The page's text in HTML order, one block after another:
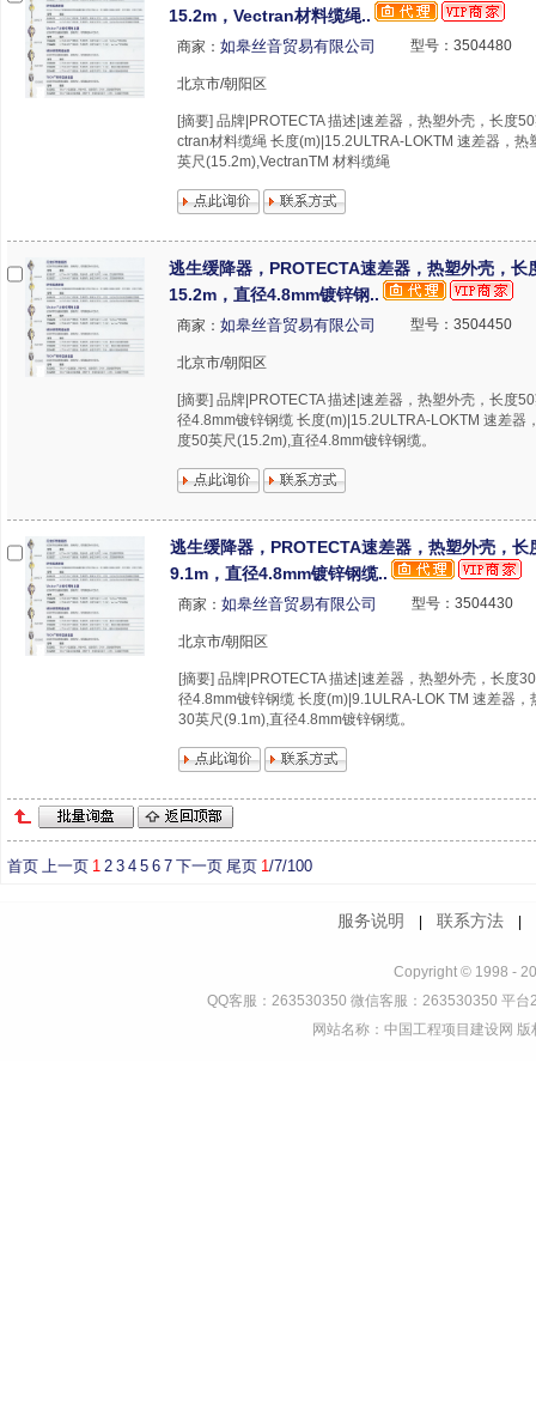
15.2m，Vectran材料缆绳..
商家： 如皋丝音贸易有限公司 型号：3504480
北京市/朝阳区
[摘要] 品牌|PROTECTA 描述|速差器，热塑外壳，长度
ctran材料缆绳 长度(m)|15.2ULTRA-LOKTM 速差器，热
英尺(15.2m),VectranTM 材料缆绳
逃生缓降器，PROTECTA速差器，热塑外壳，长
15.2m，直径4.8mm镀锌钢..
商家： 如皋丝音贸易有限公司 型号：3504450
北京市/朝阳区
[摘要] 品牌|PROTECTA 描述|速差器，热塑外壳，长度
径4.8mm镀锌钢缆 长度(m)|15.2ULTRA-LOKTM 速差器
度50英尺(15.2m),直径4.8mm镀锌钢缆。
逃生缓降器，PROTECTA速差器，热塑外壳，长
9.1m，直径4.8mm镀锌钢缆..
商家： 如皋丝音贸易有限公司 型号：3504430
北京市/朝阳区
[摘要] 品牌|PROTECTA 描述|速差器，热塑外壳，长度
径4.8mm镀锌钢缆 长度(m)|9.1ULRA-LOK TM 速差器，
30英尺(9.1m),直径4.8mm镀锌钢缆。
首页 上一页 1 2 3 4 5 6 7 下一页 尾页 1/7/100
服务说明 联系方法
Copyright © 1998 -
QQ客服：263530350 微信客服：263530350 平
网站名称：中国工程项目建设网